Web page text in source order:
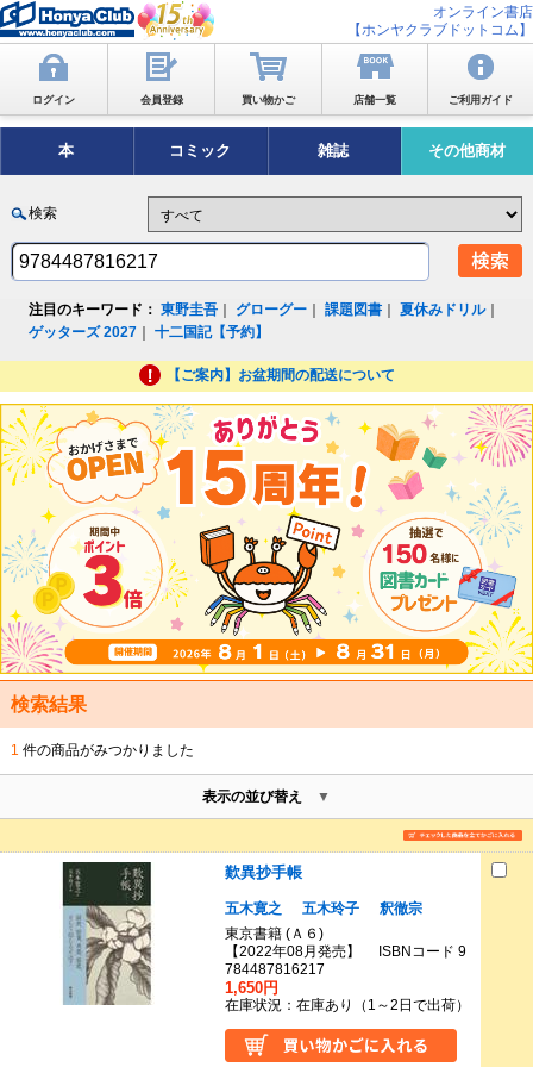
オンライン書店
【ホンヤクラブドットコム】
ログイン 会員登録 買い物かご 店舗一覧 ご利用ガイド
本 コミック 雑誌 その他商材
検索
注目のキーワード： 東野圭吾 グローグー ｜課題図書 ｜夏休みドリル｜
ゲッターズ 2027 ｜十二国記【予約】
【ご案内】お盆期間の配送について
検索結果
1 件の商品がみつかりました
表示の並び替え
歎異抄手帳
五木寛之 五木玲子
釈徹宗
東京書籍 (Ａ６)
【2022年08月発売】 ISBNコード 9
784487816217
1,650円
在庫状況：在庫あり（1～2日で出荷）